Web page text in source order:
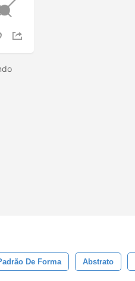
De Forma Abstrato